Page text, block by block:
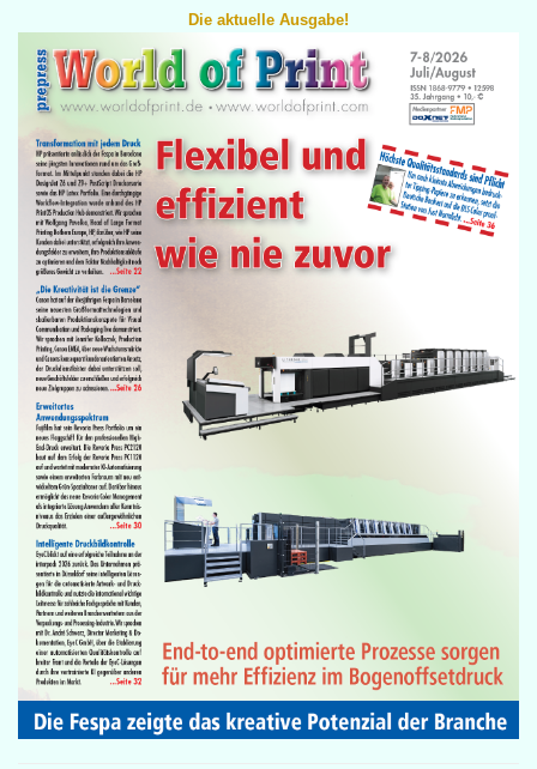
Die aktuelle Ausgabe!